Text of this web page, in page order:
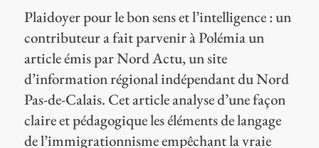
Plaidoyer pour le bon sens et l’intelligence : un
contributeur a fait parvenir à Polémia un
article émis par Nord Actu, un site
d’information régional indépendant du Nord
Pas-de-Calais. Cet article analyse d’une façon
claire et pédagogique les éléments de langage
de l’immigrationnisme empêchant la vraie